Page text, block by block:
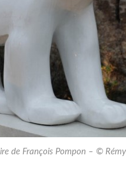
de François Pompon – ©